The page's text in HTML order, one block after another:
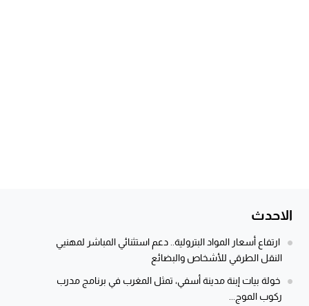
الاحدث
ارتفاع أسعار المواد البترولية.. دعم استثنائي المباشر لمهنيي
النقل الطرقي للأشخاص والبضائع
خولة بيات إبنة مدينة أسفي، تمثل المغرب في برنامج مدرب
ركوب الموج...